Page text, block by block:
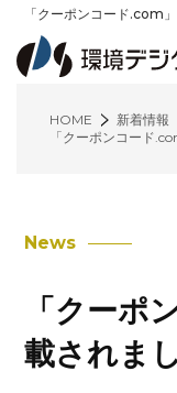
「クーポンコード.com
HOME 新着情報
「クーポンコード
News
「クーポ
載されま